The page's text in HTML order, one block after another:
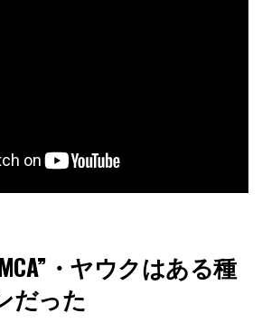
・ヤウクはある種
だった